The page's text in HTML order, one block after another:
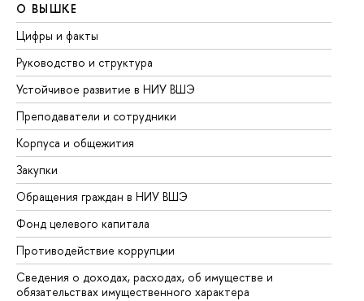
О ВЫШКЕ
Цифры и факты
Руководство и структура
Устойчивое развитие в НИУ ВШЭ
Преподаватели и сотрудники
Корпуса и общежития
Закупки
Обращения граждан в НИУ ВШЭ
Фонд целевого капитала
Противодействие коррупции
Сведения о доходах, расходах, об имуществе и
обязательствах имущественного характера